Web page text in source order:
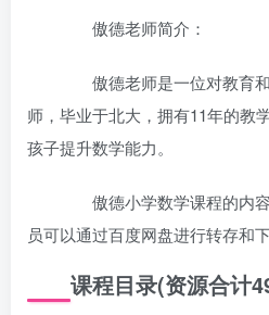
傲德老师简介：
傲德老师是一位对教育和
师，毕业于北大，拥有11年的教
孩子提升数学能力。
傲德小学数学课程的内容
员可以通过百度网盘进行转存和下
课程目录(资源合计